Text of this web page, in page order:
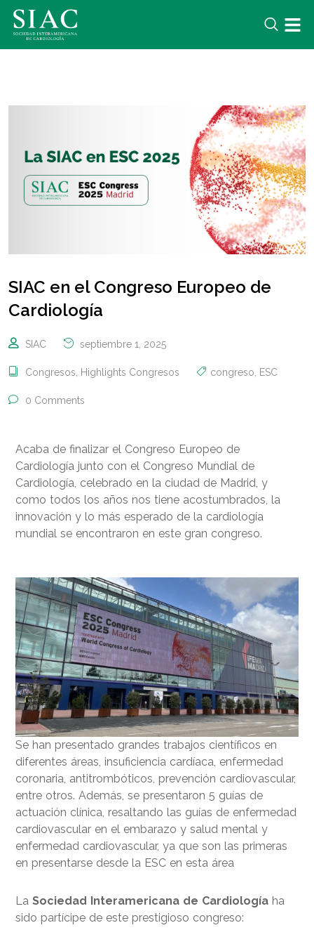
SIAC en el Congreso Europeo de
Cardiología
SIAC septiembre 1, 2025
Congresos Highlights Congresos congreso ESC
0 Comments
Acaba de finalizar el Congreso Europeo de
Cardiología junto con el Congreso Mundial de
Cardiología, celebrado en la ciudad de Madrid, y
como todos los años nos tiene acostumbrados, la
innovación y lo más esperado de la cardiología
mundial se encontraron en este gran congreso.
Se han presentado grandes trabajos científicos en
diferentes áreas, insuficiencia cardíaca, enfermedad
coronaria, antitrombóticos, prevención cardiovascular,
entre otros. Además, se presentaron 5 guías de
actuación clínica, resaltando las guías de enfermedad
cardiovascular en el embarazo y salud mental y
enfermedad cardiovascular, ya que son las primeras
en presentarse desde la ESC en esta área
La Sociedad Interamericana de Cardiología ha
sido partícipe de este prestigioso congreso: